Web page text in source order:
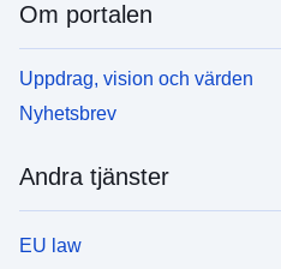
Om portalen
Uppdrag, vision och värden
Nyhetsbrev
Andra tjänster
EU law